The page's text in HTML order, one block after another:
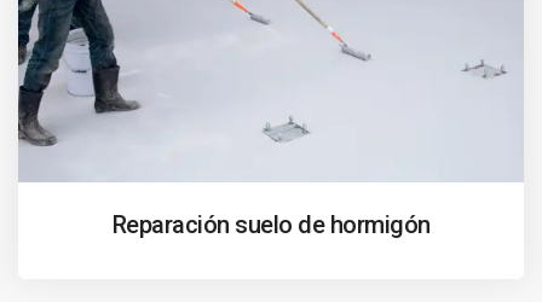
Reparación suelo de hormigón